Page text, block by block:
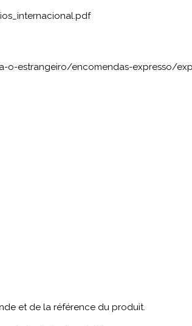
o-estrangeiro/encomendas-expresso/
et de la référence du produit.